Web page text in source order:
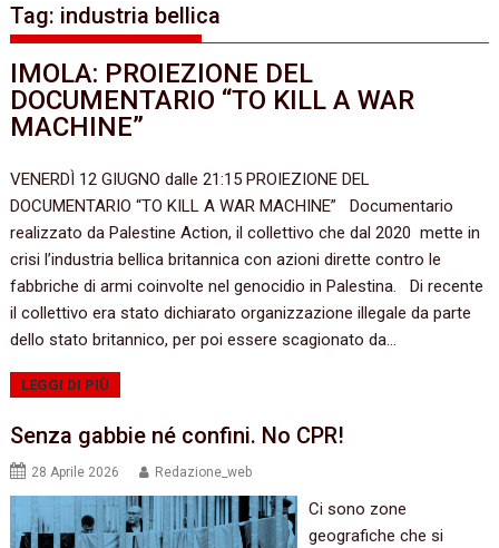
Tag: industria bellica
IMOLA: PROIEZIONE DEL
DOCUMENTARIO “TO KILL A WAR
MACHINE”
VENERDÌ 12 GIUGNO dalle 21:15 PROIEZIONE DEL
DOCUMENTARIO “TO KILL A WAR MACHINE” Documentario
realizzato da Palestine Action, il collettivo che dal 2020 mette in
crisi l’industria bellica britannica con azioni dirette contro le
fabbriche di armi coinvolte nel genocidio in Palestina. Di recente
il collettivo era stato dichiarato organizzazione illegale da parte
dello stato britannico, per poi essere scagionato da…
LEGGI DI PIÙ
Senza gabbie né confini. No CPR!
28 Aprile 2026 Redazione_web
Ci sono zone
geografiche che si